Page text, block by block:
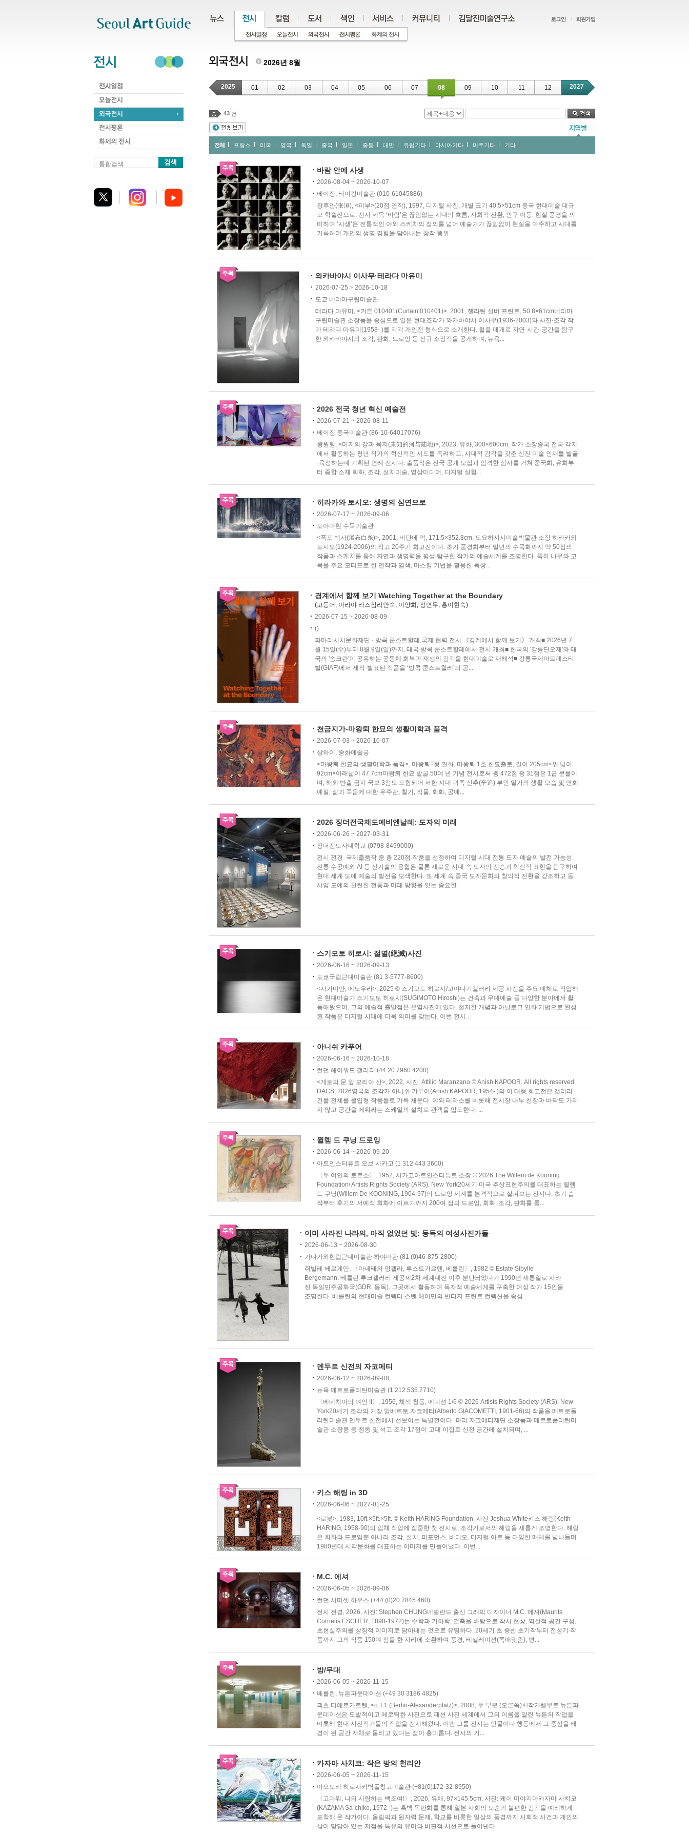
통합검색
2026년 8월
2025 01 02 03 04 05 06 07 08 09 10 11 12 2027
43 건
전체 프랑스 미국 영국 독일 중국 일본 중동 대만 유럽기타 아시아기타 미주기타 기타
바람 안에 사생
2026-08-04 ~ 2026-10-07
베이징, 타이캉미술관 (010-61045886)
장후안(张洹), <피부>(20점 연작), 1997, 디지털 사진, 개별 크기 40.5×51cm 중국 현대미술 대규
모 학술전으로, 전시 제목 ‘바람’은 끊임없는 시대의 흐름, 사회적 전환, 인구 이동, 현실 풍경을 의
미하며 ‘사생’은 전통적인 야외 스케치의 정의를 넘어 예술가가 끊임없이 현실을 마주하고 시대를
기록하며 개인의 생명 경험을 담아내는 창작 행위...
와카바야시 이사무·테라다 마유미
2026-07-25 ~ 2026-10-18
도쿄 네리마구립미술관
테라다 마유미, <커튼 010401(Curtain 010401)>, 2001, 젤라틴 실버 프린트, 50.8×61cm네리마
구립미술관 소장품을 중심으로 일본 현대조각가 와카바야시 이사무(1936-2003)와 사진·조각 작
가 테라다 마유미(1958- )를 각각 개인전 형식으로 소개한다. 철을 매개로 자연·시간·공간을 탐구
한 와카바야시의 조각, 판화, 드로잉 등 신규 소장작을 공개하며, 뉴욕...
2026 전국 청년 혁신 예술전
2026-07-21 ~ 2026-08-11
베이징 중국미술관 (86-10-64017076)
왕원팅, <미지의 강과 육지(未知的河与陆地)>, 2023, 유화, 300×600cm, 작가 소장중국 전국 각지
에서 활동하는 청년 작가의 혁신적인 시도를 독려하고, 시대적 감각을 갖춘 신진 미술 인재를 발굴
·육성하는데 기획된 연례 전시다. 출품작은 전국 공개 모집과 엄격한 심사를 거쳐 중국화, 유화부
터 종합 소재 회화, 조각, 설치미술, 영상미디어, 디지털 실험...
히라카와 토시오: 생명의 심연으로
2026-07-17 ~ 2026-09-06
도야마현 수묵미술관
<폭포 백사(瀑布白糸)>, 2001, 비단에 먹, 171.5×352.8cm, 도요하시시미술박물관 소장 히라카와
토시오(1924-2006)의 작고 20주기 회고전이다. 초기 풍경화부터 말년의 수묵화까지 약 50점의
작품과 스케치를 통해 자연과 생명력을 평생 탐구한 작가의 예술세계를 조명한다. 특히 나무와 고
목을 주요 모티프로 한 연작과 염색, 마스킹 기법을 활용한 독창...
경계에서 함께 보기 Watching Together at the Boundary
(고등어, 아라야 라스잠리안숙, 이양희, 정연두, 홍이현숙)
2026-07-15 ~ 2026-08-09
()
파마리서치문화재단 · 방콕 쿤스트할레,국제 협력 전시 《경계에서 함께 보기》 개최■ 2026년 7
월 15일(수)부터 8월 9일(일)까지, 태국 방콕 쿤스트할레에서 전시 개최■ 한국의 '강릉단오제'와 태
국의 '송크란'이 공유하는 공동체 회복과 재생의 감각을 현대미술로 재해석■ 강릉국제아트페스티
벌(GIAF)에서 제작·발표된 작품을 ‘방콕 쿤스트할레’의 공...
천금지가-마왕퇴 한묘의 생활미학과 품격
2026-07-03 ~ 2026-10-07
상하이, 중화예술궁
<마왕퇴 한묘의 생활미학과 품격>, 마왕퇴T형 견화, 마왕퇴 1호 한묘출토, 길이 205cm×위 넓이
92cm×아래넓이 47.7cm마왕퇴 한묘 발굴 50여 년 기념 전시로써 총 472점 중 31점은 1급 문물이
며, 해외 반출 금지 국보 3점도 포함되어 서한 시대 귀족 신추(辛追) 부인 일가의 생활 모습 및 연회
예절, 삶과 죽음에 대한 우주관, 칠기, 직물, 회화, 공예...
2026 징더전국제도예비엔날레: 도자의 미래
2026-06-26 ~ 2027-03-31
징더전도자대학교 (0798-8499000)
전시 전경 국제출품작 중 총 220점 작품을 선정하여 디지털 시대 전통 도자 예술의 발전 가능성,
전통 수공예와 AI 등 신기술의 융합은 물론 새로운 시대 속 도자의 전승과 혁신적 표현을 탐구하여
현대 세계 도예 예술의 발전을 모색한다. 또 세계 속 중국 도자문화의 창의적 전환을 강조하고 동
서양 도예의 찬란한 전통과 미래 방향을 잇는 중요한 ...
스기모토 히로시: 절멸(絶滅)사진
2026-06-16 ~ 2026-09-13
도쿄국립근대미술관 (81 3-5777-8600)
<사가미만, 에노우라>, 2025 © 스기모토 히로시/고야나기갤러리 제공 사진을 주요 매체로 작업해
온 현대미술가 스기모토 히로시(SUGIMOTO Hiroshi)는 건축과 무대예술 등 다양한 분야에서 활
동해왔으며, 그의 예술적 출발점은 은염사진에 있다. 철저한 개념과 아날로그 인화 기법으로 완성
된 작품은 디지털 시대에 더욱 의미를 갖는다. 이번 전시...
아니쉬 카푸어
2026-06-16 ~ 2026-10-18
런던 헤이워드 갤러리 (44 20.7960.4200)
<게토의 문 앞 모리아 산>, 2022, 사진: Attilio Maranzano © Anish KAPOOR. All rights reserved,
DACS, 2026영국의 조각가 아니쉬 카푸어(Anish KAPOOR, 1954- )의 이 대형 회고전은 갤러리
건물 전체를 몰입형 작품들로 가득 채운다. 야외 테라스를 비롯해 전시장 내부 천장과 바닥도 가리
지 않고 공간을 에워싸는 스케일의 설치로 관객을 압도한다. ...
윌렘 드 쿠닝 드로잉
2026-06-14 ~ 2026-09-20
아트인스티튜트 오브 시카고 (1 312 443 3600)
〈두 여인의 토르소〉, 1952, 시카고아트인스티튜트 소장 © 2026 The Willem de Kooning
Foundation/ Artists Rights Society (ARS), New York20세기 미국 추상표현주의를 대표하는 윌렘
드 쿠닝(Willem De KOONING, 1904-97)의 드로잉 세계를 본격적으로 살펴보는 전시다. 초기 습
작부터 후기의 서예적 회화에 이르기까지 200여 점의 드로잉, 회화, 조각, 판화를 통...
이미 사라진 나라의, 아직 없었던 빛: 동독의 여성사진가들
2026-06-13 ~ 2026-08-30
가나가와현립근대미술관 하야마관 (81 (0)46-875-2800)
쥐빌레 베르게만, 〈아네테와 앙겔라, 루스트가르텐, 베를린〉, 1982 © Estate Sibylle
Bergemann. 베를린 루크갤러리 제공제2차 세계대전 이후 분단되었다가 1990년 재통일로 사라
진 독일민주공화국(GDR, 동독). 그곳에서 활동하며 독자적 예술세계를 구축한 여성 작가 15인을
조명한다. 베를린의 현대미술 컬렉터 스벤 헤어만의 빈티지 프린트 컬렉션을 중심...
덴두르 신전의 자코메티
2026-06-12 ~ 2026-09-08
뉴욕 메트로폴리탄미술관 (1 212.535.7710)
〈베네치아의 여인 II〉, 1956, 채색 청동, 에디션 1/6 © 2026 Artists Rights Society (ARS), New
York20세기 조각의 거장 알베르토 자코메티(Alberto GIACOMETTI, 1901-66)의 작품을 메트로폴
리탄미술관 덴두르 신전에서 선보이는 특별전이다. 파리 자코메티재단 소장품과 메르로폴리탄미
술관 소장품 등 청동 및 석고 조각 17점이 고대 이집트 신전 공간에 설치되며, ...
키스 해링 in 3D
2026-06-06 ~ 2027-01-25
<로봇>, 1983, 10ft.×5ft.×5ft. © Keith HARING Foundation. 사진 Joshua White키스 해링(Keith
HARING, 1958-90)의 입체 작업에 집중한 첫 전시로, 조각가로서의 해링을 새롭게 조명한다. 해링
은 회화와 드로잉뿐 아니라 조각, 설치, 퍼포먼스, 비디오, 디지털 아트 등 다양한 매체를 넘나들며
1980년대 시각문화를 대표하는 이미지를 만들어냈다. 이번...
M.C. 에셔
2026-06-05 ~ 2026-09-06
런던 서머셋 하우스 (+44 (0)20 7845 460)
전시 전경, 2026, 사진: Stephen CHUNG네덜란드 출신 그래픽 디자이너 M.C. 에셔(Maurits
Cornelis ESCHER, 1898-1972)는 수학과 기하학, 건축을 바탕으로 착시 현상, 역설적 공간 구성,
초현실주의를 상징적 이미지로 담아내는 것으로 유명하다. 20세기 초 중반 초기작부터 전성기 작
품까지 그의 작품 150여 점을 한 자리에 소환하여 풍경, 테셀레이션(쪽매맞춤), 변...
방/무대
2026-06-05 ~ 2026-11-15
베를린, 뉴튼파운데이션 (+49 30 3186 4825)
괴츠 디에르가르텐, <o.T.1 (Berlin-Alexanderplatz)>, 2008, 두 부분 (오른쪽) ©작가헬무트 뉴튼파
운데이션은 도발적이고 에로틱한 사진으로 패션 사진 세계에서 그의 이름을 알린 뉴튼의 작업을
비롯해 현대 사진작가들의 작업을 전시해왔다. 이번 그룹 전시는 인물이나 행동에서 그 중심을 배
경이 된 공간 자체로 돌리고 있다는 점이 흥미롭다. 전시의 기...
카자마 사치코: 작은 방의 천리안
2026-06-05 ~ 2026-11-15
아오모리 히로사키벽돌창고미술관 (+81(0)172-32-8950)
〈고마워, 나의 사랑하는 백조여!〉, 2026, 유채, 97×145.5cm, 사진: 케이 미야지마카자마 사치코
(KAZAMA Sa-chiko, 1972- )는 흑백 목판화를 통해 일본 사회의 모순과 불편한 감각을 예리하게
포착해 온 작가이다. 올림픽과 원자력 문제, 학교를 비롯한 일상의 풍경까지 사회적 사건과 개인의
삶이 맞닿아 있는 지점을 특유의 유머와 비판적 시선으로 풀어낸다. ...